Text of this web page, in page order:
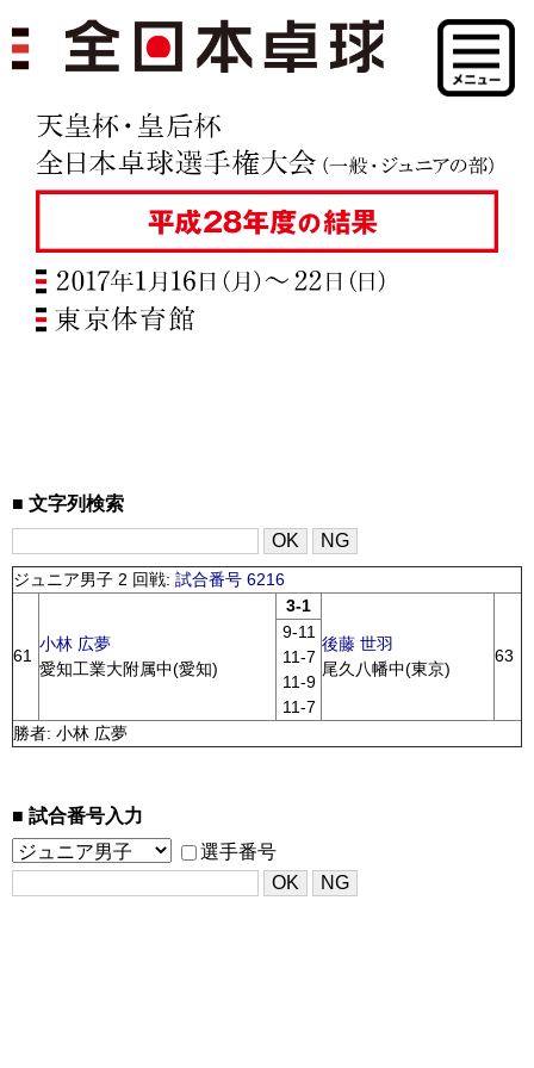
文字列検索
ジュニア男子 2 回戦: 試合番号 6216
61
小林 広夢
愛知工業大附属中(愛知)
3-1
後藤 世羽
尾久八幡中(東京)
63
9-11
11-7
11-9
11-7
勝者: 小林 広夢
試合番号入力
選手番号